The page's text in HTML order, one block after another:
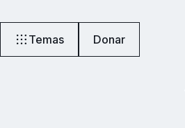
Temas Donar